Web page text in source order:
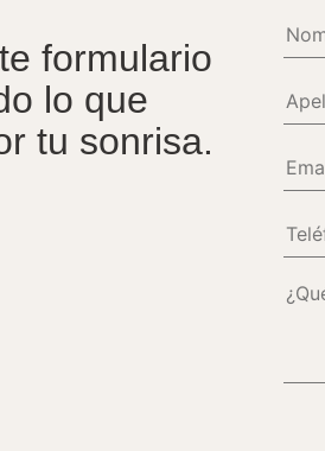
formulario
lo que
tu sonrisa.